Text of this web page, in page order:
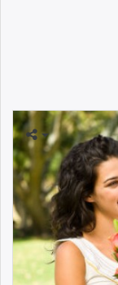
Gogo.mn
caak.mn
news.mn
zindaa.mn
Baabar.mn
tovch.mn
ikon.mn
mnb.mn
Livetv.mn